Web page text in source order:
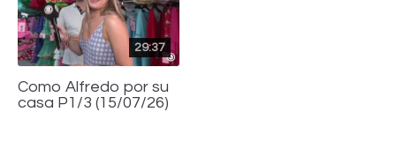
29:37
Como Alfredo por su
casa P1/3 (15/07/26)